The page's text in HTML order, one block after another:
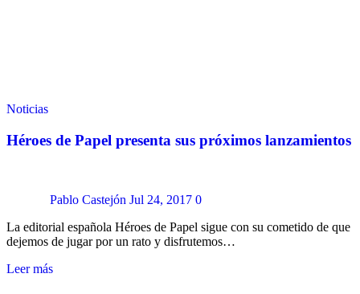
Noticias
Héroes de Papel presenta sus próximos lanzamientos
Pablo Castejón Jul 24, 2017 0
La editorial española Héroes de Papel sigue con su cometido de que
dejemos de jugar por un rato y disfrutemos…
Leer más